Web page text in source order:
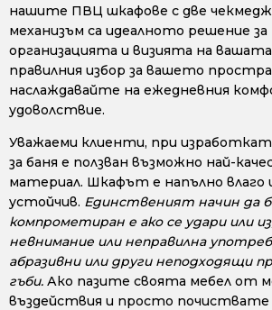
нашите ПВЦ шкафове с две
механизъм са идеалното решение за
организацията и визията на
правилния избор за вашето
наслаждавайте на ежедневния
удоволствие.
Уважаеми клиенти, при
за баня е ползван възможно най-
материал. Шкафът е напълно влаго
устойчив. Единственият начин да
компрометиран е ако се удари или
невнимание или неправилна
абразивни или други неподходящи
гъби. Ако пазите своята мебел от
въздействия и просто